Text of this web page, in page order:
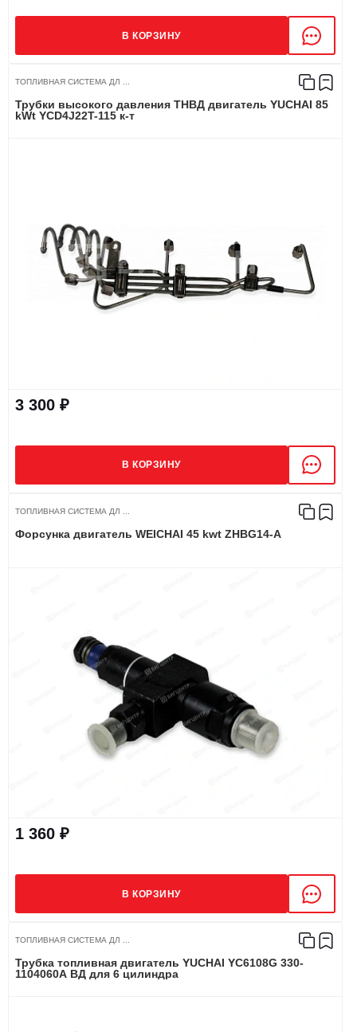
В КОРЗИНУ
ТОПЛИВНАЯ СИСТЕМА ДЛ ...
Трубки высокого давления ТНВД двигатель YUCHAI 85
kWt YCD4J22T-115 к-т
3 300 ₽
В КОРЗИНУ
ТОПЛИВНАЯ СИСТЕМА ДЛ ...
Форсунка двигатель WEICHAI 45 kwt ZHBG14-A
1 360 ₽
В КОРЗИНУ
ТОПЛИВНАЯ СИСТЕМА ДЛ ...
Трубка топливная двигатель YUCHAI YC6108G 330-
1104060A ВД для 6 цилиндра